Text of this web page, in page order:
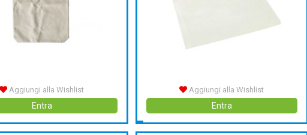
Aggiungi alla Wishlist
Entra
Aggiungi alla Wishlist
Entra